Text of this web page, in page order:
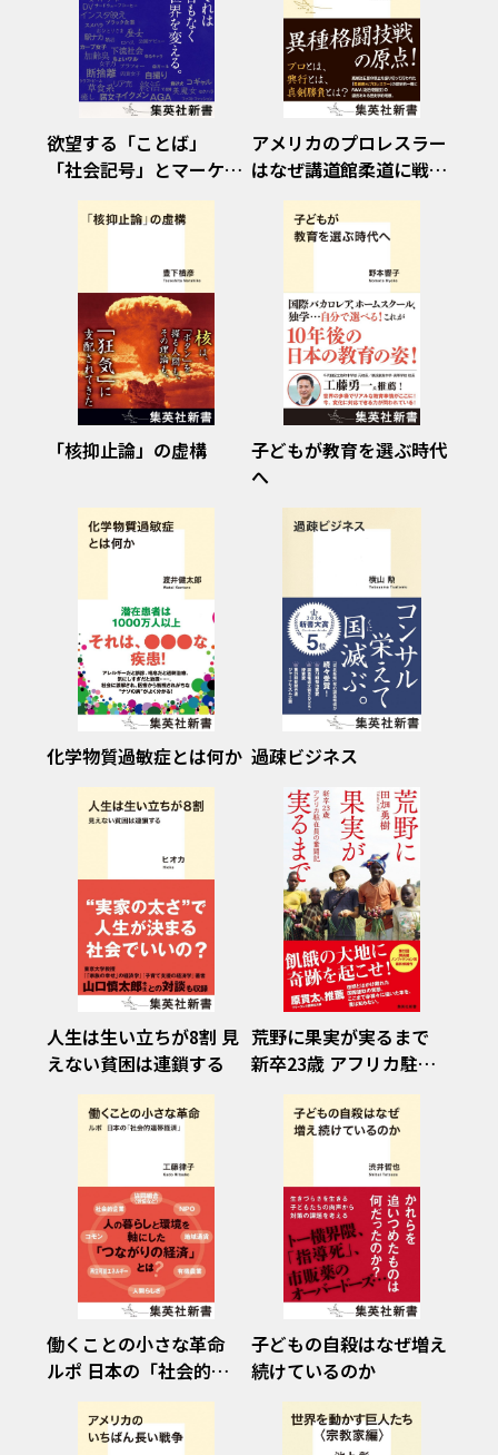
欲望する「ことば」
「社会記号」とマーケテ
ィング
アメリカのプロレスラー
はなぜ講道館柔道に戦い
を挑んだのか 大正十年
「サンテル事件」を読み
「核抑止論」の虚構
子どもが教育を選ぶ時代
へ
化学物質過敏症とは何か 過疎ビジネス
人生は生い立ちが8割 見
えない貧困は連鎖する
荒野に果実が実るまで
新卒23歳 アフリカ駐在
員の奮闘記
働くことの小さな革命
ルポ 日本の「社会的連
帯経済」
子どもの自殺はなぜ増え
続けているのか